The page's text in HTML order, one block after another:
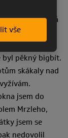
slunečného
ranní studená
hlásila slabé
Mraky frčeli
byl pěkný bigbít.
skákaly nad
jsem do
Mrzleho,
jsem se
nedovolil
vše